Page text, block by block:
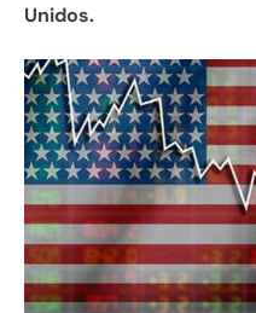
Unidos.